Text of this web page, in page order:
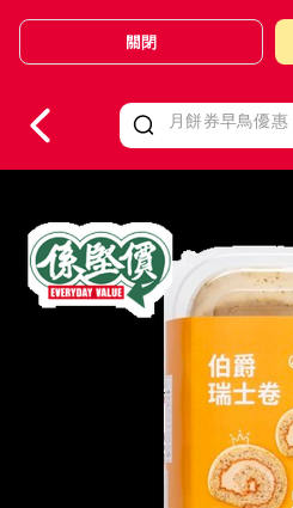
Valid Until 30 June 2026
關閉